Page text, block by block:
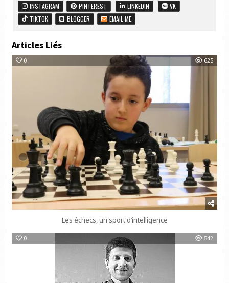
INSTAGRAM
PINTEREST LINKEDIN
VK
TIKTOK
BLOGGER EMAIL ME
Articles Liés
0 625
Les échecs, un sport d’intelligence
0 542